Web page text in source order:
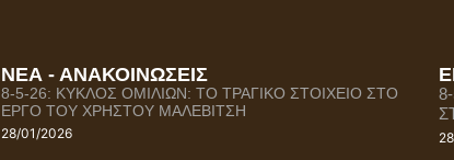
ΝΕΑ - ΑΝΑΚΟΙΝΩΣΕΙΣ
8-5-26: ΚΥΚΛΟΣ ΟΜΙΛΙΩΝ: ΤΟ ΤΡΑΓΙΚΟ ΣΤΟΙΧΕΙΟ ΣΤΟ
ΕΡΓΟ ΤΟΥ ΧΡΗΣΤΟΥ ΜΑΛΕΒΙΤΣΗ
28/01/2026